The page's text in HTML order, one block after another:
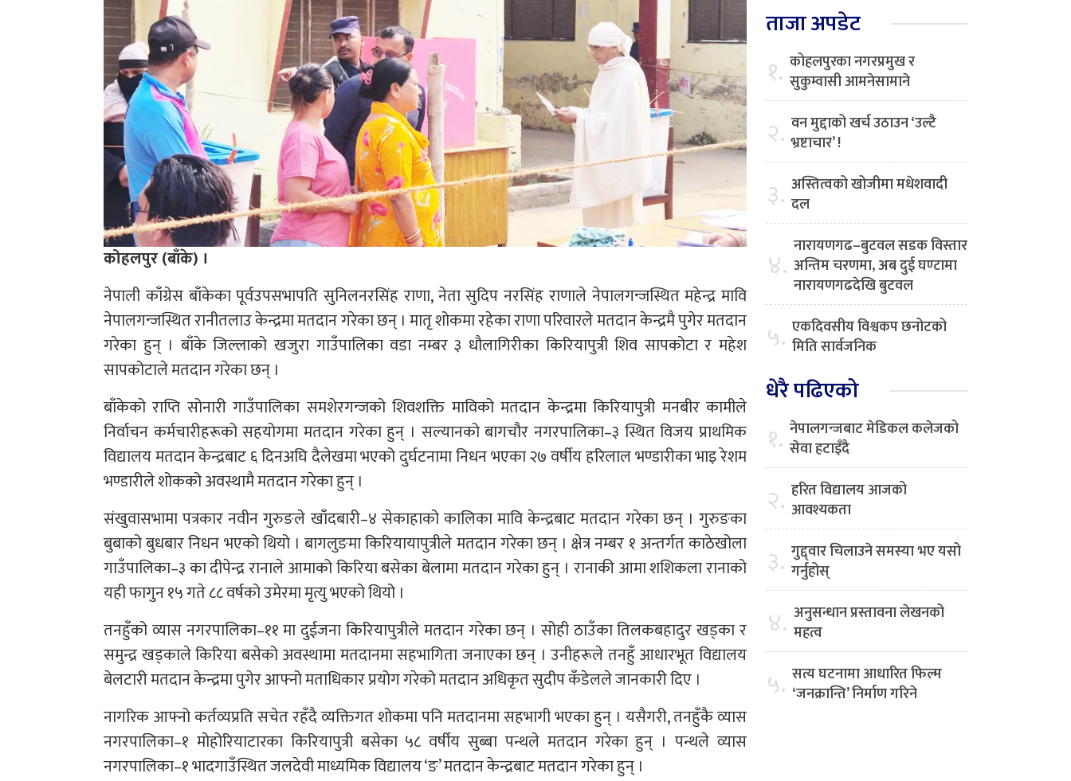
कोहलपुर (बाँके) ।
नेपाली काँग्रेस बाँकेका पूर्वउपसभापति सुनिलनरसिंह राणा, नेता सुदिप नरसिंह राणाले नेपालगन्जस्थित महेन्द्र मावि
नेपालगन्जस्थित रानीतलाउ केन्द्रमा मतदान गरेका छन् । मातृ शोकमा रहेका राणा परिवारले मतदान केन्द्रमै पुगेर मतदान
गरेका हुन् । बाँके जिल्लाको खजुरा गाउँपालिका वडा नम्बर ३ धौलागिरीका किरियापुत्री शिव सापकोटा र महेश
सापकोटाले मतदान गरेका छन् ।
बाँकेको राप्ति सोनारी गाउँपालिका समशेरगन्जको शिवशक्ति माविको मतदान केन्द्रमा किरियापुत्री मनबीर कामीले
निर्वाचन कर्मचारीहरूको सहयोगमा मतदान गरेका हुन् । सल्यानको बागचौर नगरपालिका–३ स्थित विजय प्राथमिक
विद्यालय मतदान केन्द्रबाट ६ दिनअघि दैलेखमा भएको दुर्घटनामा निधन भएका २७ वर्षीय हरिलाल भण्डारीका भाइ रेशम
भण्डारीले शोकको अवस्थामै मतदान गरेका हुन् ।
संखुवासभामा पत्रकार नवीन गुरुङले खाँदबारी–४ सेकाहाको कालिका मावि केन्द्रबाट मतदान गरेका छन् । गुरुङका
बुबाको बुधबार निधन भएको थियो । बागलुङमा किरियायापुत्रीले मतदान गरेका छन् । क्षेत्र नम्बर १ अन्तर्गत काठेखोला
गाउँपालिका–३ का दीपेन्द्र रानाले आमाको किरिया बसेका बेलामा मतदान गरेका हुन् । रानाकी आमा शशिकला रानाको
यही फागुन १५ गते ८८ वर्षको उमेरमा मृत्यु भएको थियो ।
तनहुँको व्यास नगरपालिका–११ मा दुईजना किरियापुत्रीले मतदान गरेका छन् । सोही ठाउँका तिलकबहादुर खड्का र
समुन्द्र खड्काले किरिया बसेको अवस्थामा मतदानमा सहभागिता जनाएका छन् । उनीहरूले तनहुँ आधारभूत विद्यालय
बेलटारी मतदान केन्द्रमा पुगेर आफ्नो मताधिकार प्रयोग गरेको मतदान अधिकृत सुदीप कँडेलले जानकारी दिए ।
नागरिक आफ्नो कर्तव्यप्रति सचेत रहँदै व्यक्तिगत शोकमा पनि मतदानमा सहभागी भएका हुन् । यसैगरी, तनहुँकै व्यास
नगरपालिका–१ मोहोरियाटारका किरियापुत्री बसेका ५८ वर्षीय सुब्बा पन्थले मतदान गरेका हुन् । पन्थले व्यास
नगरपालिका–१ भादगाउँस्थित जलदेवी माध्यमिक विद्यालय ‘ङ’ मतदान केन्द्रबाट मतदान गरेका हुन् ।
ताजा अपडेट
१. कोहलपुरका नगरप्रमुख र
सुकुम्वासी आमनेसामाने
२. वन मुद्दाको खर्च उठाउन ‘उल्टै
भ्रष्टाचार’ !
३. अस्तित्वको खोजीमा मधेशवादी
दल
४. नारायणगढ–बुटवल सडक विस्तार
अन्तिम चरणमा, अब दुई घण्टामा
नारायणगढदेखि बुटवल
५. एकदिवसीय विश्वकप छनोटको
मिति सार्वजनिक
धेरै पढिएको
१. नेपालगन्जबाट मेडिकल कलेजको
सेवा हटाइँदै
२. हरित विद्यालय आजको
आवश्यकता
३. गुद्द्वार चिलाउने समस्या भए यसो
गर्नुहोस्
४. अनुसन्धान प्रस्तावना लेखनको
महत्व
५. सत्य घटनामा आधारित फिल्म
‘जनक्रान्ति’ निर्माण गरिने